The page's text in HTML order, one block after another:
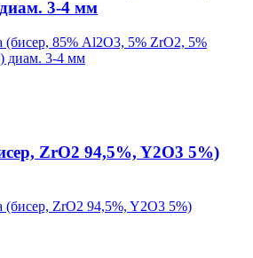
3-4 мм
ZrO2 94,5%, Y2O3 5%)